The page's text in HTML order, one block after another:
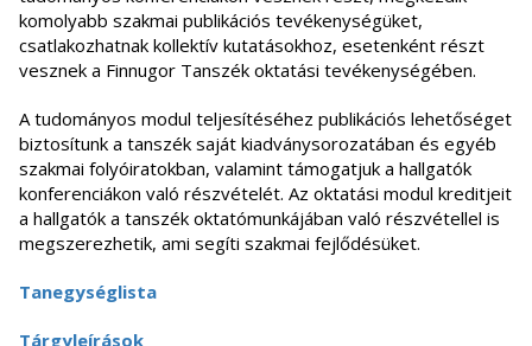
komolyabb szakmai publikációs tevékenységüket,
csatlakozhatnak kollektív kutatásokhoz, esetenként részt
vesznek a Finnugor Tanszék oktatási tevékenységében.
A tudományos modul teljesítéséhez publikációs lehetőséget
biztosítunk a tanszék saját kiadványsorozatában és egyéb
szakmai folyóiratokban, valamint támogatjuk a hallgatók
konferenciákon való részvételét. Az oktatási modul kreditjeit
a hallgatók a tanszék oktatómunkájában való részvétellel is
megszerezhetik, ami segíti szakmai fejlődésüket.
Tanegységlista
Tárgyleírások